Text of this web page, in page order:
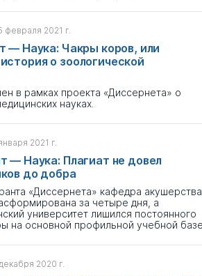
февраля 2021 г.
— Наука: Чакры коров, или
о зоологической
в рамках проекта «Диссернета» о
науках.
2021 г.
— Наука: Плагиат не довел
до добра
«Диссернета» кафедра
за четыре дня, а
университет лишился постоянного
на основной профильной учебной
2020 г.